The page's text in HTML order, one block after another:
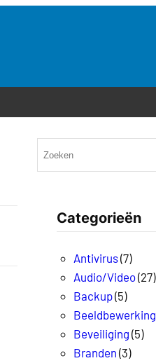
Categorieën
Antivirus(7)
Audio/Video(27)
Backup(5)
Beeldbewerking
Beveiliging (5)
Branden (3)